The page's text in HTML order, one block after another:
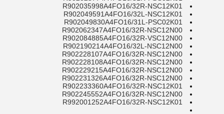
R902035998A4FO16/32R-NSC12K01
R902049591A4FO16/32L-NSC12K01
R902049830A4FO16/31L-PSC02K01
R902062347A4FO16/32R-NSC12N00
R902084885A4FO16/32R-VSC12N00
R902190214A4FO16/32L-NSC12N00
R902228107A4FO16/32R-NSC12N00
R902228108A4FO16/32R-NSC12N00
R902229215A4FO16/32R-NSC12N00
R902231326A4FO16/32R-NSC12N00
R902233360A4FO16/32R-NSC12K01
R902245552A4FO16/32R-NSC12N00
R992001252A4FO16/32R-NSC12K01